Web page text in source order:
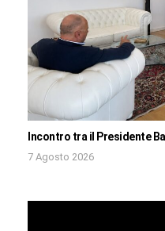
Incontro tra il Presidente
7 Agosto 2026